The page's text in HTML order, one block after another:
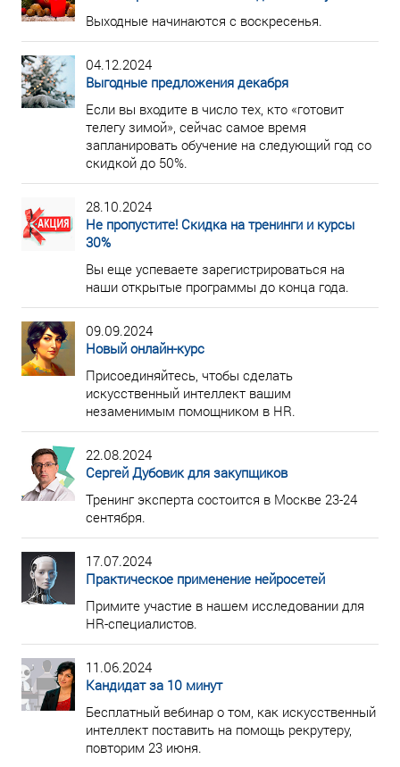
Выходные начинаются с воскресенья.
04.12.2024
Выгодные предложения декабря
Если вы входите в число тех, кто «готовит
телегу зимой», сейчас самое время
запланировать обучение на следующий год со
скидкой до 50%.
28.10.2024
Не пропустите! Скидка на тренинги и курсы
30%
Вы еще успеваете зарегистрироваться на
наши открытые программы до конца года.
09.09.2024
Новый онлайн-курс
Присоединяйтесь, чтобы сделать
искусственный интеллект вашим
незаменимым помощником в HR.
22.08.2024
Сергей Дубовик для закупщиков
Тренинг эксперта состоится в Москве 23-24
сентября.
17.07.2024
Практическое применение нейросетей
Примите участие в нашем исследовании для
HR-специалистов.
11.06.2024
Кандидат за 10 минут
Бесплатный вебинар о том, как искусственный
интеллект поставить на помощь рекрутеру,
повторим 23 июня.